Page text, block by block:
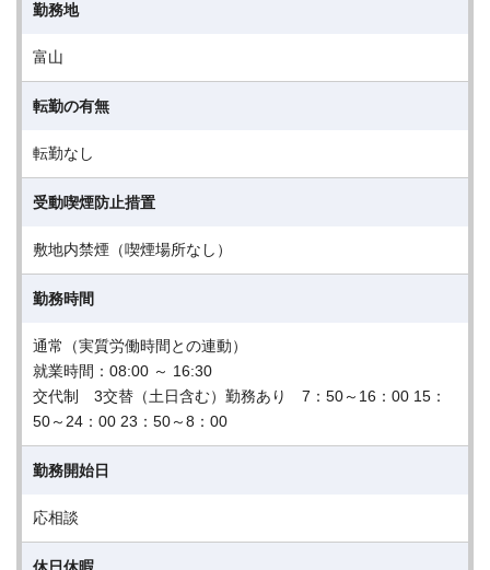
勤務地
富山
転勤の有無
転勤なし
受動喫煙防止措置
敷地内禁煙（喫煙場所なし）
勤務時間
通常（実質労働時間との連動）
就業時間：08:00 ～ 16:30
交代制 3交替（土日含む）勤務あり 7：50～16：00 15：
50～24：00 23：50～8：00
勤務開始日
応相談